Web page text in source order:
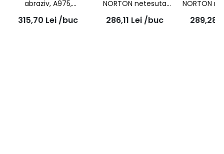
abraziv, A975,
granulatie P800,
115mmX25m
315,70 Lei /buc
NORTON netesuta
rosie pretaiata Bear-
tex F4807 Standard
286,11 Lei /buc
NORTON
Ultra Fine
289,28